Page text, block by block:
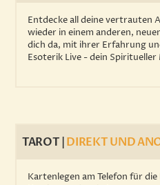
Entdecke all deine vertrauten
wieder in einem anderen,
dich da, mit ihrer Erfahrung
Esoterik Live - dein
TAROT |DIREKT UND
Kartenlegen am Telefon für